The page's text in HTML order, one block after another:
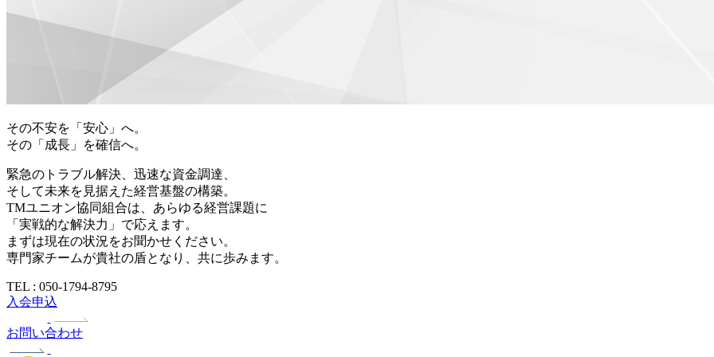
その不安を「安心」へ。
その「成長」を確信へ。
緊急のトラブル解決、迅速な資金調達、
そして未来を見据えた経営基盤の構築。
TMユニオン協同組合は、あらゆる経営課題に
「実戦的な解決力」で応えます。
まずは現在の状況をお聞かせください。
専門家チームが貴社の盾となり、共に歩みます。
TEL : 050-1794-8795
入会申込
お問い合わせ